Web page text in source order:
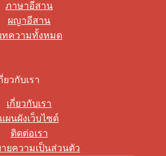
ภาษาอีสาน
ผญาอีสาน
ทความทั้งหมด
ยวกับเรา
เกี่ยวกับเรา
แผนผังเว็บไซต์
ติดต่อเรา
ยความเป็นส่วนตัว